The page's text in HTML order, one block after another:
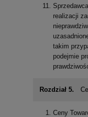
realizacji
takim
podejmie
Rozdział 5.
Ceny